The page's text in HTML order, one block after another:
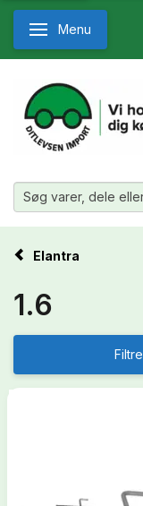
Skifte navigation
Menu
Elantra
1.6
Filtre